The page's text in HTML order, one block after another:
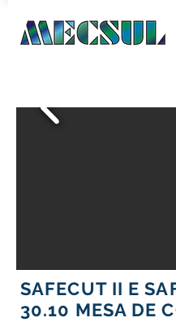
SAFECUT II E
30.10 MESA DE